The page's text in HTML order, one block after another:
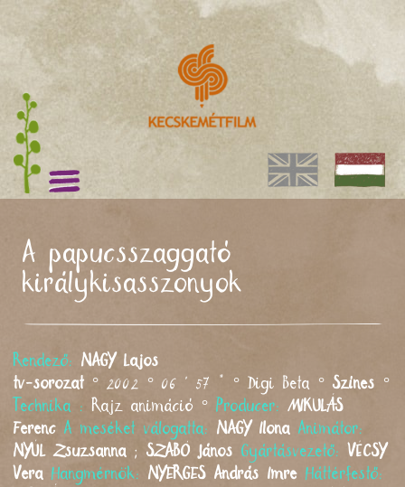
A papucsszaggató
királykisasszonyok
Rendező: NAGYLajos
tv-sorozat° 2002 ° 06 ' 57 " ° Digi Beta ° Színes °
Technika : Rajz animáció ° Producer:MIKULÁS
Ferenc A meséket válogatta: NAGY Ilona Animátor:
NYÚL Zsuzsanna ; SZABÓ János Gyártásvezető: VÉCSY
Vera Hangmérnök: NYERGES András Imre Háttérfestő: